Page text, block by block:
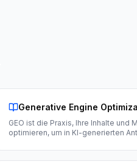
Generative Engine
GEO ist die Praxis, Ihre Inhalte und
optimieren, um in KI-generierten